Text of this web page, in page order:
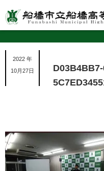
2022 年
10月27日